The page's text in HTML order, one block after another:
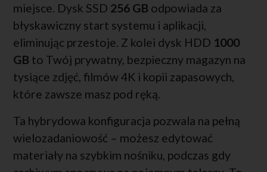
miejsce. Dysk SSD 256 GB odpowiada za
błyskawiczny start systemu i aplikacji,
eliminując przestoje. Z kolei dysk HDD 1000
GB to Twój prywatny, bezpieczny magazyn na
tysiące zdjęć, filmów 4K i kopii zapasowych,
które zawsze masz pod ręką.
Ta hybrydowa konfiguracja pozwala na pełną
wielozadaniowość – możesz edytować
materiały na szybkim nośniku, podczas gdy